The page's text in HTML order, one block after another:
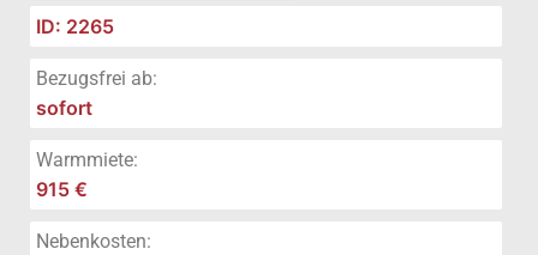
ID: 2265
Bezugsfrei ab:
sofort
Warmmiete:
915 €
Nebenkosten: